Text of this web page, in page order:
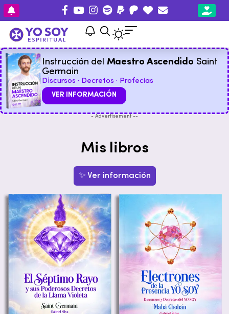
Instrucción del Maestro Ascendido Saint
Germain
Discursos · Decretos · Profecías
VER INFORMACIÓN
- Advertisement --
Mis libros
✨ Ver información